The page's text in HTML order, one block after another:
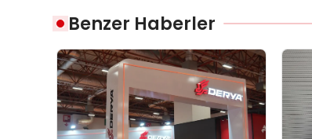
Benzer Haberler